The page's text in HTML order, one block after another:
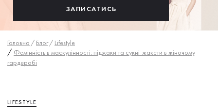
ЗАПИСАТИСЬ
Головна / Блог/ Lifestyle
/ Фемінність в маскулінності: піджаки та сукні-жакети в жіночому
гардеробі
LIFESTYLE